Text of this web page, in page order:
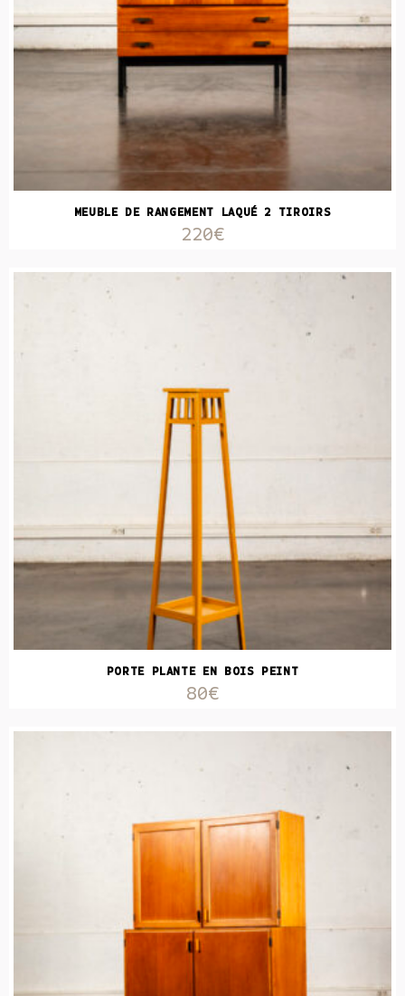
MEUBLE DE RANGEMENT LAQUÉ 2 TIROIRS
220€
PORTE PLANTE EN BOIS PEINT
80€